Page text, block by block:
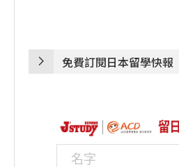
免費訂閱日本留學快報